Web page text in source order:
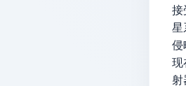
接
星
侵
现